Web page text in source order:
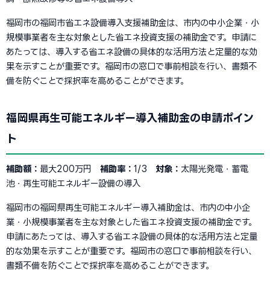
福岡市の福岡市省エネ設備導入支援補助金は、市内の中小企業・小
規模事業者を主な対象とした省エネ投資支援の補助金です。申請に
あたっては、導入する省エネ設備の具体的な活用方法と定量的な効
果を示すことが重要です。福岡市の窓口で事前相談を行い、書類不
備を防ぐことで採択率を高めることができます。
福岡県再生可能エネルギー導入補助金の申請ポイン
ト
補助額： 最大200万円 補助率： 1/3 対象： 太陽光発電・蓄電
池・再生可能エネルギー設備の導入
福岡市の福岡県再生可能エネルギー導入補助金は、市内の中小企
業・小規模事業者を主な対象とした省エネ投資支援の補助金です。
申請にあたっては、導入する省エネ設備の具体的な活用方法と定量
的な効果を示すことが重要です。福岡市の窓口で事前相談を行い、
書類不備を防ぐことで採択率を高めることができます。